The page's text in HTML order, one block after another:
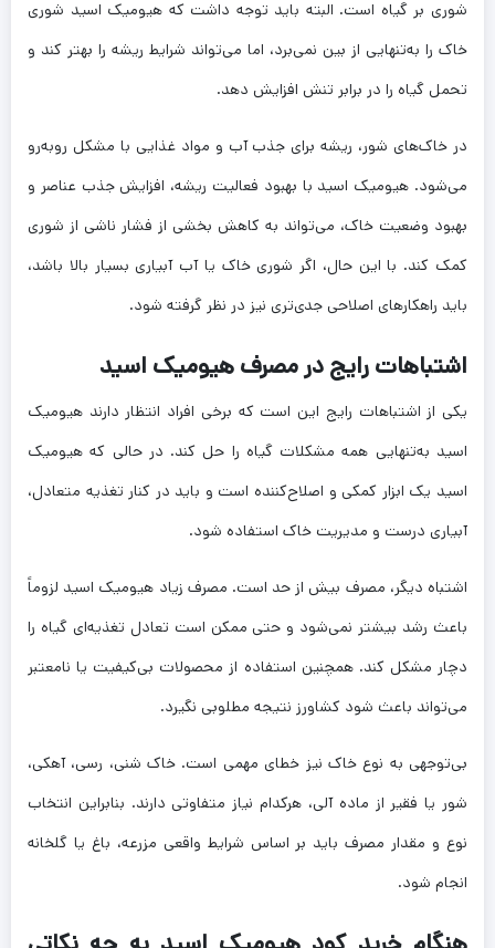
شوری بر گیاه است. البته باید توجه داشت که هیومیک اسید شوری
خاک را به‌تنهایی از بین نمی‌برد، اما می‌تواند شرایط ریشه را بهتر کند و
تحمل گیاه را در برابر تنش افزایش دهد.
در خاک‌های شور، ریشه برای جذب آب و مواد غذایی با مشکل روبه‌رو
می‌شود. هیومیک اسید با بهبود فعالیت ریشه، افزایش جذب عناصر و
بهبود وضعیت خاک، می‌تواند به کاهش بخشی از فشار ناشی از شوری
کمک کند. با این حال، اگر شوری خاک یا آب آبیاری بسیار بالا باشد،
باید راهکارهای اصلاحی جدی‌تری نیز در نظر گرفته شود.
اشتباهات رایج در مصرف هیومیک اسید
یکی از اشتباهات رایج این است که برخی افراد انتظار دارند هیومیک
اسید به‌تنهایی همه مشکلات گیاه را حل کند. در حالی که هیومیک
اسید یک ابزار کمکی و اصلاح‌کننده است و باید در کنار تغذیه متعادل،
آبیاری درست و مدیریت خاک استفاده شود.
اشتباه دیگر، مصرف بیش از حد است. مصرف زیاد هیومیک اسید لزوماً
باعث رشد بیشتر نمی‌شود و حتی ممکن است تعادل تغذیه‌ای گیاه را
دچار مشکل کند. همچنین استفاده از محصولات بی‌کیفیت یا نامعتبر
می‌تواند باعث شود کشاورز نتیجه مطلوبی نگیرد.
بی‌توجهی به نوع خاک نیز خطای مهمی است. خاک شنی، رسی، آهکی،
شور یا فقیر از ماده آلی، هرکدام نیاز متفاوتی دارند. بنابراین انتخاب
نوع و مقدار مصرف باید بر اساس شرایط واقعی مزرعه، باغ یا گلخانه
انجام شود.